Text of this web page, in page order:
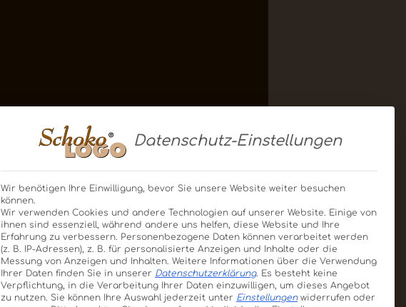
Datenschutz-Einstellungen
Wir benötigen Ihre Einwilligung, bevor Sie unsere Website weiter besuchen
können.
Wir verwenden Cookies und andere Technologien auf unserer Website. Einige von
ihnen sind essenziell, während andere uns helfen, diese Website und Ihre
Erfahrung zu verbessern. Personenbezogene Daten können verarbeitet werden
(z. B. IP-Adressen), z. B. für personalisierte Anzeigen und Inhalte oder die
Messung von Anzeigen und Inhalten. Weitere Informationen über die Verwendung
Ihrer Daten finden Sie in unserer Datenschutzerklärung. Es besteht keine
Verpflichtung, in die Verarbeitung Ihrer Daten einzuwilligen, um dieses Angebot
zu nutzen. Sie können Ihre Auswahl jederzeit unter Einstellungenwiderrufen oder